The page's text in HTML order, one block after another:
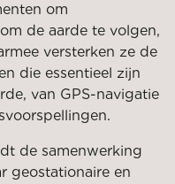
om
de aarde te volgen,
versterken ze de
die essentieel zijn
van GPS-navigatie
de samenwerking
geostationaire en